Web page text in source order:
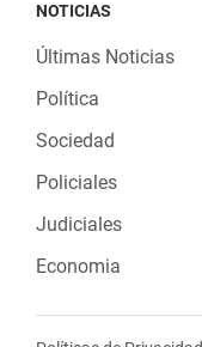
NOTICIAS
Últimas Noticias
Política
Sociedad
Policiales
Judiciales
Economia